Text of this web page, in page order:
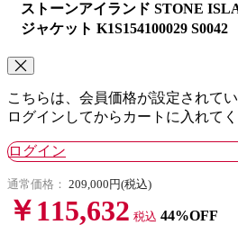
ストーンアイランド STONE
ジャケット K1S154100029 S0042
こちらは、会員価格が設定されてい
ログインしてからカートに入れてく
ログイン
通常価格： 209,000円(税込)
￥115,632 税込 44%OFF